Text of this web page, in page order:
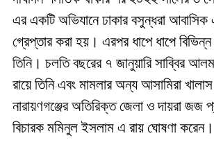
এর একটি অভিযানে ঢাকার বসুন্ধরা আবাসিক
গ্রেপ্তার করা হয়। এরপর ধাপে ধাপে
তিনি। চলতি বছরের ৭ জানুয়ারি সাব্বির
রায়ে তিনি এবং মামলার অন্য আসামিরা
নারায়ণগঞ্জের অতিরিক্ত জেলা ও দায়রা জজ
বিচারক মমিনুল ইসলাম এ রায় ঘোষণা করেন।